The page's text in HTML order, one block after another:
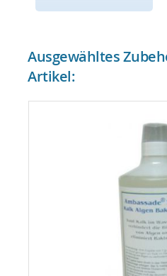
Ausgewähltes
Artikel: